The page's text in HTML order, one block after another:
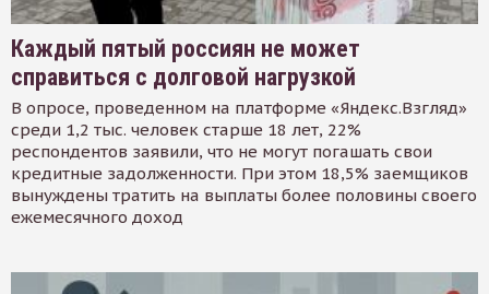
Каждый пятый россиян не может
справиться с долговой нагрузкой
В опросе, проведенном на платформе «Яндекс.Взгляд»
среди 1,2 тыс. человек старше 18 лет, 22%
респондентов заявили, что не могут погашать свои
кредитные задолженности. При этом 18,5% заемщиков
вынуждены тратить на выплаты более половины своего
ежемесячного доход